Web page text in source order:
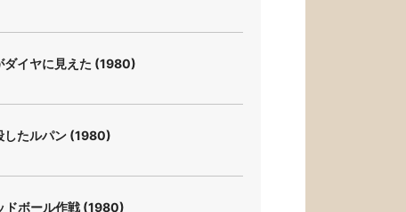
イヤに見えた (1980)
たルパン (1980)
ボール作戦 (1980)